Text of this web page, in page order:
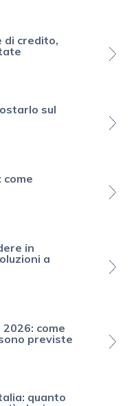
di credito,
sul
come
in
a
come
previste
quanto